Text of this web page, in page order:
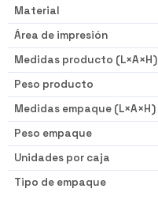
Material
Área de impresión
Medidas producto (L×A×H)
Peso producto
Medidas empaque (L×A×H)
Peso empaque
Unidades por caja
Tipo de empaque